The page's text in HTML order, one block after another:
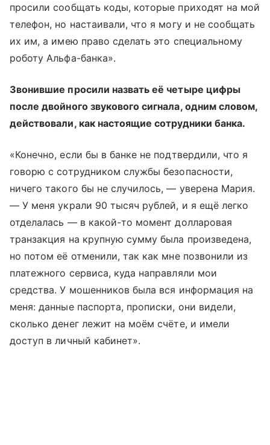
просили сообщать коды, которые приходят на мой
телефон, но настаивали, что я могу и не сообщать
их им, а имею право сделать это специальному
роботу Альфа-банка».
Звонившие просили назвать её четыре цифры
после двойного звукового сигнала, одним словом,
действовали, как настоящие сотрудники банка.
«Конечно, если бы в банке не подтвердили, что я
говорю с сотрудником службы безопасности,
ничего такого бы не случилось, — уверена Мария.
— У меня украли 90 тысяч рублей, и я ещё легко
отделалась — в какой-то момент долларовая
транзакция на крупную сумму была произведена,
но потом её отменили, так как мне позвонили из
платежного сервиса, куда направляли мои
средства. У мошенников была вся информация на
меня: данные паспорта, прописки, они видели,
сколько денег лежит на моём счёте, и имели
доступ в личный кабинет».